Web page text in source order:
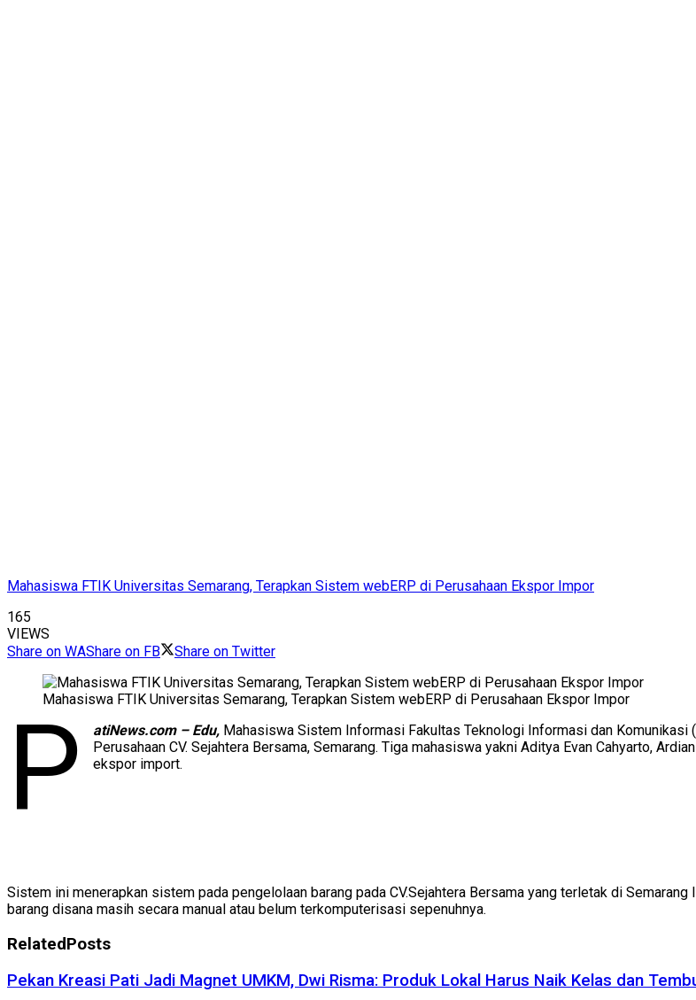
Mahasiswa FTIK Universitas Semarang, Terapkan Sistem webERP di Perusahaan Ekspor Impor
165
VIEWS
Share on WAShare on FB Share on Twitter
Mahasiswa FTIK Universitas Semarang, Terapkan Sistem webERP di Perusahaan Ekspor Impor
P atiNews.com – Edu, Mahasiswa Sistem Informasi Fakultas Teknologi Informasi dan
Perusahaan CV. Sejahtera Bersama, Semarang. Tiga mahasiswa yakni Aditya Evan Cahyarto,
ekspor import.
Sistem ini menerapkan sistem pada pengelolaan barang pada CV.Sejahtera Bersama yang terletak di
barang disana masih secara manual atau belum terkomputerisasi sepenuhnya.
RelatedPosts
Pekan Kreasi Pati Jadi Magnet UMKM, Dwi Risma: Produk Lokal Harus Naik Kelas dan